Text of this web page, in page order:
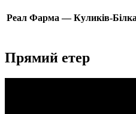
Реал Фарма — Куликів-Білка
Прямий етер